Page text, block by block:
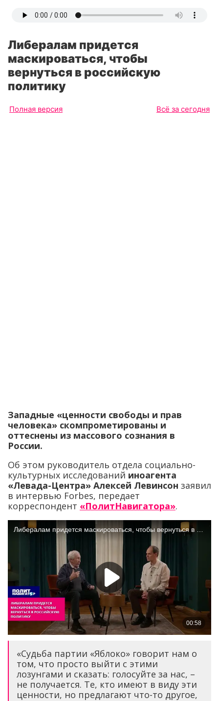
Либералам придется
маскироваться, чтобы
вернуться в российскую
политику
Полная версия Всё за сегодня
Западные «ценности свободы и прав
человека» скомпрометированы и
оттеснены из массового сознания в
России.
Об этом руководитель отдела социально-
культурных исследований иноагента
«Левада-Центра» Алексей Левинсон заявил
в интервью Forbes, передает
корреспондент «ПолитНавигатора».
«Судьба партии «Яблоко» говорит нам о
том, что просто выйти с этими
лозунгами и сказать: голосуйте за нас, –
не получается. Те, кто имеют в виду эти
ценности, но предлагают что-то другое,